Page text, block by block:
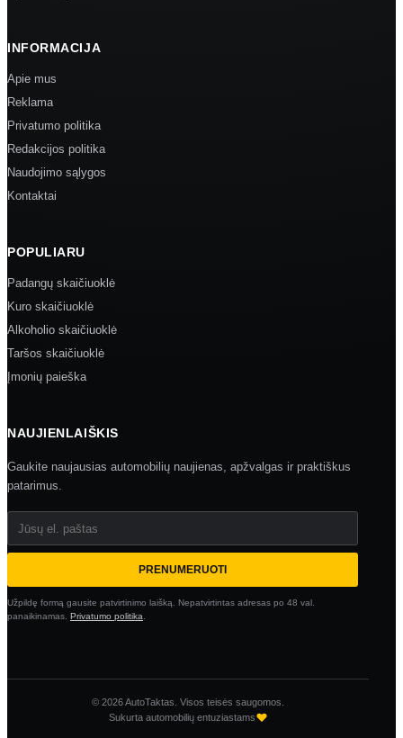
INFORMACIJA
Apie mus
Reklama
Privatumo politika
Redakcijos politika
Naudojimo sąlygos
Kontaktai
POPULIARU
Padangų skaičiuoklė
Kuro skaičiuoklė
Alkoholio skaičiuoklė
Taršos skaičiuoklė
Įmonių paieška
NAUJIENLAIŠKIS
Gaukite naujausias automobilių naujienas, apžvalgas ir praktiškus
patarimus.
Jūsų el. paštas
PRENUMERUOTI
Užpildę formą gausite patvirtinimo laišką. Nepatvirtintas adresas po 48 val.
panaikinamas. Privatumo politika.
© 2026 AutoTaktas. Visos teisės saugomos.
Sukurta automobilių entuziastams